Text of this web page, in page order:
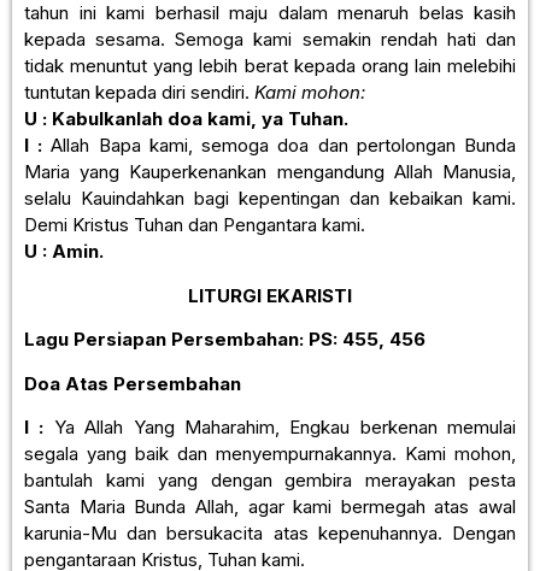
tahun ini kami berhasil maju dalam menaruh belas kasih
kepada sesama. Semoga kami semakin rendah hati dan
tidak menuntut yang lebih berat kepada orang lain melebihi
tuntutan kepada diri sendiri. Kami mohon:
U : Kabulkanlah doa kami, ya Tuhan.
I : Allah Bapa kami, semoga doa dan pertolongan Bunda
Maria yang Kauperkenankan mengandung Allah Manusia,
selalu Kauindahkan bagi kepentingan dan kebaikan kami.
Demi Kristus Tuhan dan Pengantara kami.
U : Amin.
LITURGI EKARISTI
Lagu Persiapan Persembahan: PS: 455, 456
Doa Atas Persembahan
I : Ya Allah Yang Maharahim, Engkau berkenan memulai
segala yang baik dan menyempurnakannya. Kami mohon,
bantulah kami yang dengan gembira merayakan pesta
Santa Maria Bunda Allah, agar kami bermegah atas awal
karunia-Mu dan bersukacita atas kepenuhannya. Dengan
pengantaraan Kristus, Tuhan kami.